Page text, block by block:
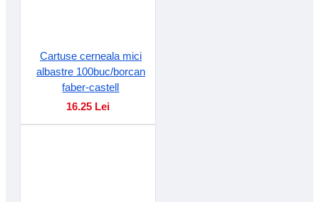
Cartuse cerneala mici
albastre 100buc/borcan
faber-castell
16.25 Lei